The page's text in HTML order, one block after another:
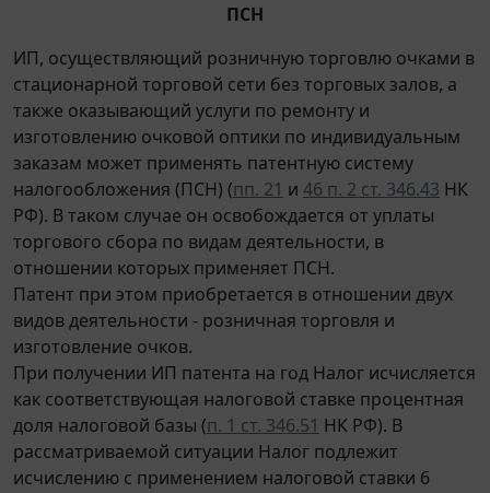
ПСН
ИП, осуществляющий розничную торговлю очками в
стационарной торговой сети без торговых залов, а
также оказывающий услуги по ремонту и
изготовлению очковой оптики по индивидуальным
заказам может применять патентную систему
налогообложения (ПСН) (пп. 21 и 46 п. 2 ст. 346.43 НК
РФ). В таком случае он освобождается от уплаты
торгового сбора по видам деятельности, в
отношении которых применяет ПСН.
Патент при этом приобретается в отношении двух
видов деятельности - розничная торговля и
изготовление очков.
При получении ИП патента на год Налог исчисляется
как соответствующая налоговой ставке процентная
доля налоговой базы (п. 1 ст. 346.51 НК РФ). В
рассматриваемой ситуации Налог подлежит
исчислению с применением налоговой ставки 6